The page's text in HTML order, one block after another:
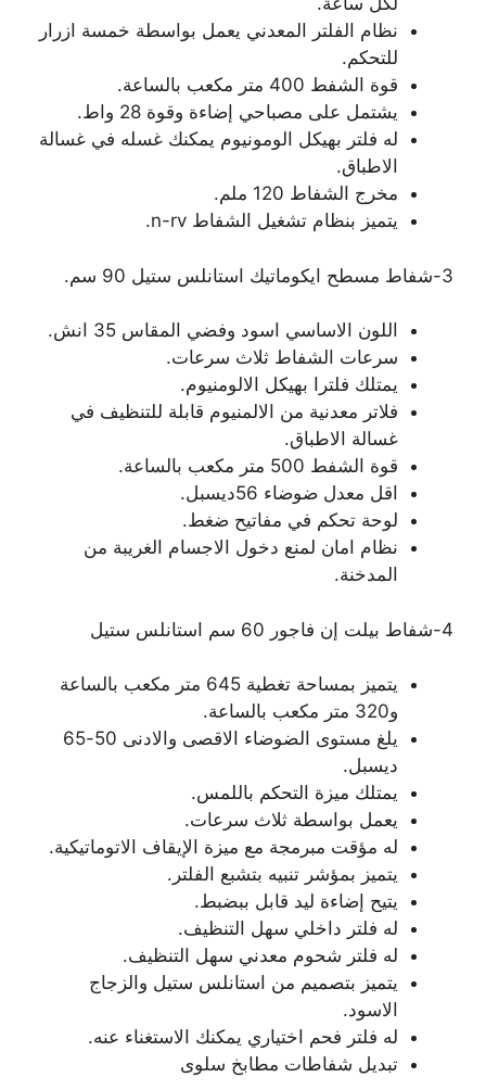
نظام الفلتر المعدني يعمل بواسطة خمسة ازرار
للتحكم.
قوة الشفط 400 متر مكعب بالساعة.
يشتمل على مصباحي إضاءة وقوة 28 واط.
له فلتر بهيكل الومونيوم يمكنك غسله في غسالة
الاطباق.
مخرج الشفاط 120 ملم.
يتميز بنظام تشغيل الشفاط n-rv.
3-شفاط مسطح ايكوماتيك استانلس ستيل 90 سم.
اللون الاساسي اسود وفضي المقاس 35 انش.
سرعات الشفاط ثلاث سرعات.
يمتلك فلترا بهيكل الالومنيوم.
فلاتر معدنية من الالمنيوم قابلة للتنظيف في
غسالة الاطباق.
قوة الشفط 500 متر مكعب بالساعة.
اقل معدل ضوضاء 56ديسبل.
لوحة تحكم في مفاتيح ضغط.
نظام امان لمنع دخول الاجسام الغريبة من
المدخنة.
4-شفاط بيلت إن فاجور 60 سم استانلس ستيل
يتميز بمساحة تغطية 645 متر مكعب بالساعة
و320 متر مكعب بالساعة.
يلغ مستوى الضوضاء الاقصى والادنى 50-65
ديسبل.
يمتلك ميزة التحكم باللمس.
يعمل بواسطة ثلاث سرعات.
له مؤقت مبرمجة مع ميزة الإيقاف الاتوماتيكية.
يتميز بمؤشر تنبيه بتشبع الفلتر.
يتيح إضاءة ليد قابل ببضبط.
له فلتر داخلي سهل التنظيف.
له فلتر شحوم معدني سهل التنظيف.
يتميز بتصميم من استانلس ستيل والزجاج
الاسود.
له فلتر فحم اختياري يمكنك الاستغناء عنه.
تبديل شفاطات مطابخ سلوى